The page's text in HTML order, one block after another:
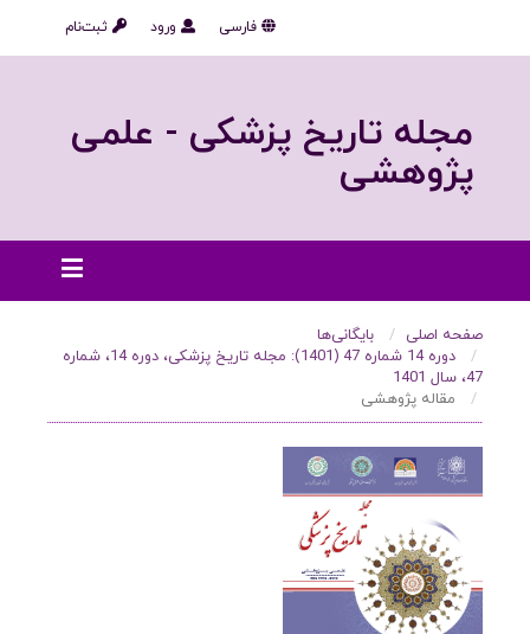
ثبت‌نام ورود فارسی
مجله تاریخ پزشکی - علمی
پژوهشی
صفحه اصلی
بایگانی‌ها
دوره 14 شماره 47 (1401): مجله تاریخ پزشکی، دوره 14، شماره
47، سال 1401
مقاله پژوهشی